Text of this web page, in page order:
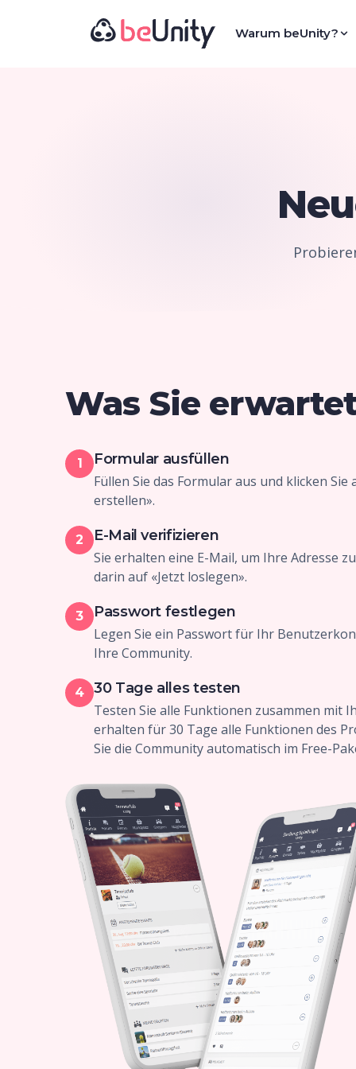
Warum beUnity?
Was Sie
1
Formular ausfüllen
Füllen Sie das Formular aus und klicken Sie
erstellen».
2
E-Mail verifizieren
Sie erhalten eine E-Mail, um Ihre Adresse
darin auf «Jetzt loslegen».
3
Passwort festlegen
Legen Sie ein Passwort für Ihr
Ihre Community.
4
30 Tage alles testen
Testen Sie alle Funktionen zusammen mit
erhalten für 30 Tage alle Funktionen des
Sie die Community automatisch im Free-